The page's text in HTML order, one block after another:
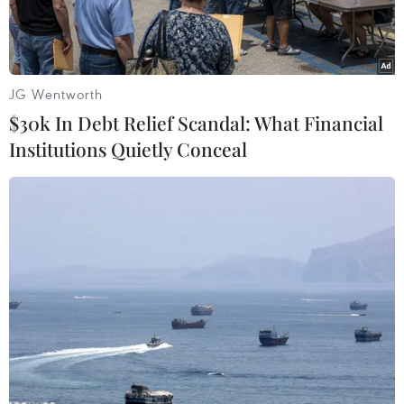
Một cửa hàng bán vàng tại Trung Quốc. (Nguồn: Xinhua)
Vàng đang lấy lại sức hấp dẫn đã mất, khi trở
thành lựa chọn ưu tiên của nhiều người trẻ
Trung Quốc, thay vì kim cương hay các loại đá
quý khác.
JG Wentworth
$30k In Debt Relief Scandal: What Financial
Institutions Quietly Conceal